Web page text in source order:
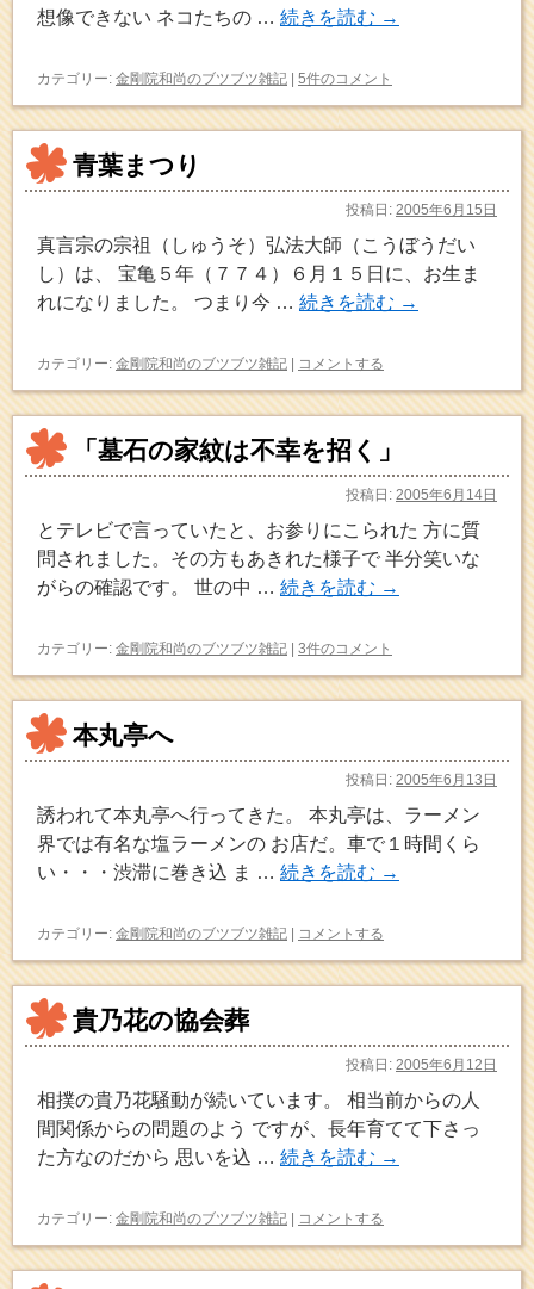
想像できない ネコたちの … 続きを読む →
カテゴリー: 金剛院和尚のブツブツ雑記 | 5件のコメント
青葉まつり
投稿日: 2005年6月15日
真言宗の宗祖（しゅうそ）弘法大師（こうぼうだい
し）は、 宝亀５年（７７４）６月１５日に、お生ま
れになりました。 つまり今 … 続きを読む →
カテゴリー: 金剛院和尚のブツブツ雑記 | コメントする
「墓石の家紋は不幸を招く」
投稿日: 2005年6月14日
とテレビで言っていたと、お参りにこられた 方に質
問されました。その方もあきれた様子で 半分笑いな
がらの確認です。 世の中 … 続きを読む →
カテゴリー: 金剛院和尚のブツブツ雑記 | 3件のコメント
本丸亭へ
投稿日: 2005年6月13日
誘われて本丸亭へ行ってきた。 本丸亭は、ラーメン
界では有名な塩ラーメンの お店だ。車で１時間くら
い・・・渋滞に巻き込 ま … 続きを読む →
カテゴリー: 金剛院和尚のブツブツ雑記 | コメントする
貴乃花の協会葬
投稿日: 2005年6月12日
相撲の貴乃花騒動が続いています。 相当前からの人
間関係からの問題のよう ですが、長年育てて下さっ
た方なのだから 思いを込 … 続きを読む →
カテゴリー: 金剛院和尚のブツブツ雑記 | コメントする